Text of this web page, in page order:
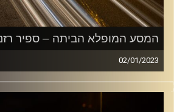
המסע המופלא הביתה – ספיר
02/01/2023
מוזיקה שתלווה אותנו אחרי יום עבודה
הביתה בשלום עם עמרי קסטן.